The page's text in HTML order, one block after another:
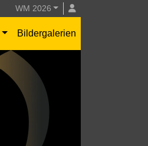
WM 2026
Bildergalerien